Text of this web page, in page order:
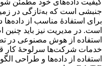
جنبشی است که به‌تازگی در
برای استفادهٔ مناسب از داده‌ها
است. در مدیریت نیز باید چنین
استفاده از هوش مصنوعی در
خدمات شرکت‌ها سرلوحهٔ کار
استفاده از داده‌ها و طراحی